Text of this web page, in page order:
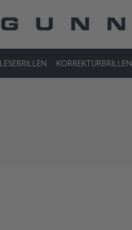
LESEBRILLEN KORREKTURBRILLEN